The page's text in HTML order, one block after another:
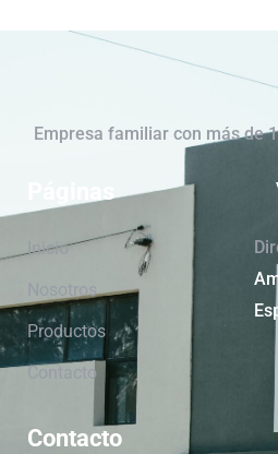
Empresa familiar con más de
Páginas
Inicio
Nosotros
Productos
Contacto
Contacto